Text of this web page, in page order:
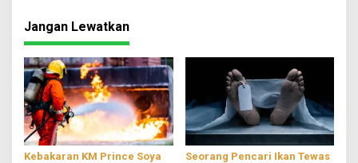
Jangan Lewatkan
Kebakaran KM Prince Soya
Seorang Pencari Ikan Tewas